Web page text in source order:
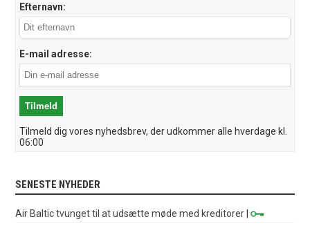
Efternavn:
E-mail adresse:
Tilmeld dig vores nyhedsbrev, der udkommer alle hverdage kl.
06:00
SENESTE NYHEDER
Air Baltic tvunget til at udsætte møde med kreditorer |